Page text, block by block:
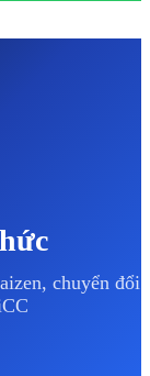
chuyển đổi